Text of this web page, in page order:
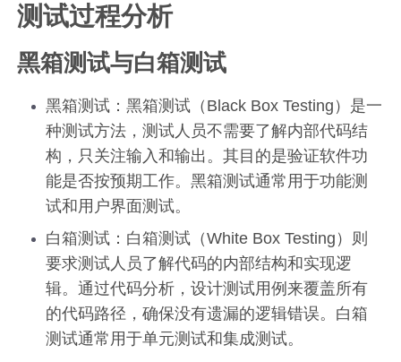
测试过程分析
黑箱测试与白箱测试
黑箱测试：黑箱测试（Black Box Testing）是一
种测试方法，测试人员不需要了解内部代码结
构，只关注输入和输出。其目的是验证软件功
能是否按预期工作。黑箱测试通常用于功能测
试和用户界面测试。
白箱测试：白箱测试（White Box Testing）则
要求测试人员了解代码的内部结构和实现逻
辑。通过代码分析，设计测试用例来覆盖所有
的代码路径，确保没有遗漏的逻辑错误。白箱
测试通常用于单元测试和集成测试。